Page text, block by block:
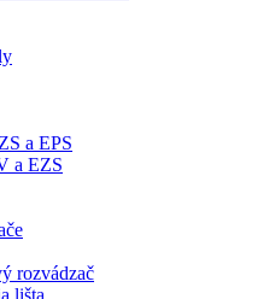
a EPS
a EZS
rozvádzač